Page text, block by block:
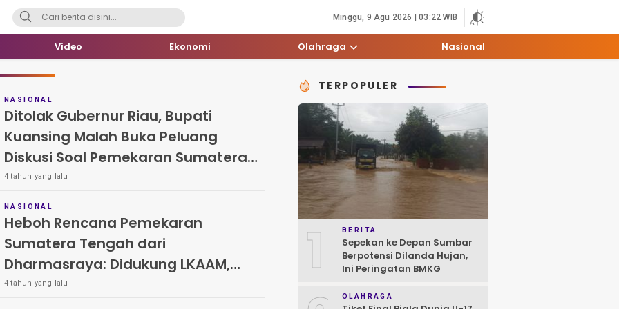
Minggu, 9 Agu 2026 | 03:22 WIB
Video Ekonomi Olahraga Nasional
NASIONAL
Ditolak Gubernur Riau, Bupati
Kuansing Malah Buka Peluang
Diskusi Soal Pemekaran Sumatera
Tengah
4 tahun yang lalu
NASIONAL
Heboh Rencana Pemekaran
Sumatera Tengah dari
Dharmasraya: Didukung LKAAM,
Ditolak Riau
4 tahun yang lalu
TERPOPULER
1 BERITA
Sepekan ke Depan Sumbar
Berpotensi Dilanda Hujan,
Ini Peringatan BMKG
OLAHRAGA